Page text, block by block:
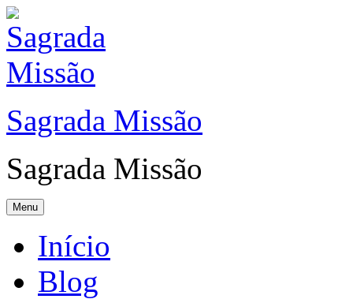
Sagrada Missão
Sagrada Missão
Menu
Início
Blog